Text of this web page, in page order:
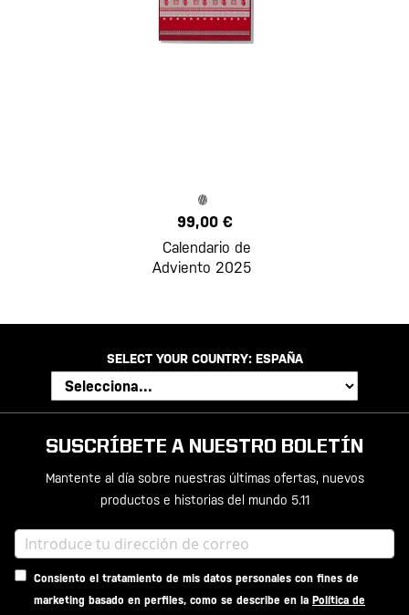
99,00 €
Calendario de
Adviento 2025
SELECT YOUR COUNTRY: ESPAÑA
SUSCRÍBETE A NUESTRO BOLETÍN
Mantente al día sobre nuestras últimas ofertas, nuevos
productos e historias del mundo 5.11
Consiento el tratamiento de mis datos personales con fines de
marketing basado en perfiles, como se describe en la Política de